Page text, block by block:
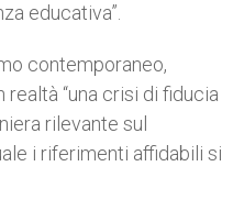
educativa”.
contemporaneo,
“una crisi di fiducia
rilevante sul
i riferimenti affidabili si